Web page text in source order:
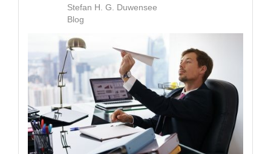
Stefan H. G. Duwensee
Blog